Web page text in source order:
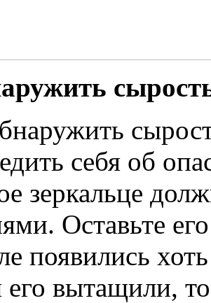
себя об
зеркальце
Оставьте
появились
его вытащили,